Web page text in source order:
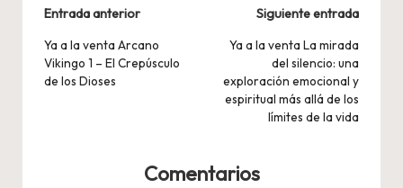
Navegación
de
entradas
Entrada anterior
Ya a la venta Arcano
Vikingo 1 – El Crepúsculo
de los Dioses
Siguiente entrada
Ya a la venta La mirada
del silencio: una
exploración emocional y
espiritual más allá de los
límites de la vida
Comentarios